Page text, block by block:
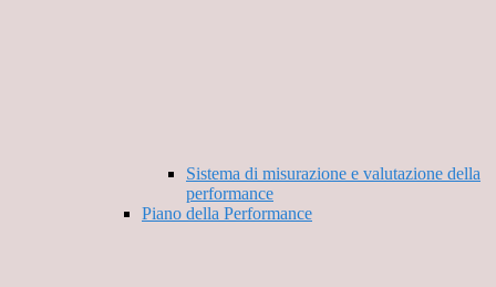
Sistema di misurazione e valutazione della
performance
Piano della Performance